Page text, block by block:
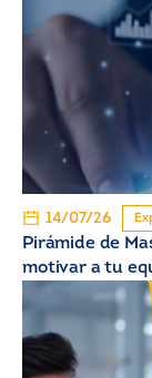
14/07/26
Pirámide de
motivar a tu